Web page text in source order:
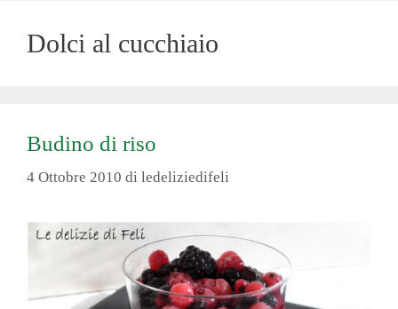
Dolci al cucchiaio
Budino di riso
4 Ottobre 2010 di ledeliziedifeli